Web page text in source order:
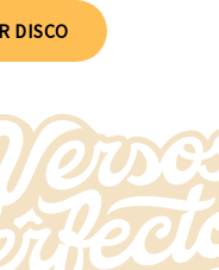
DISCO